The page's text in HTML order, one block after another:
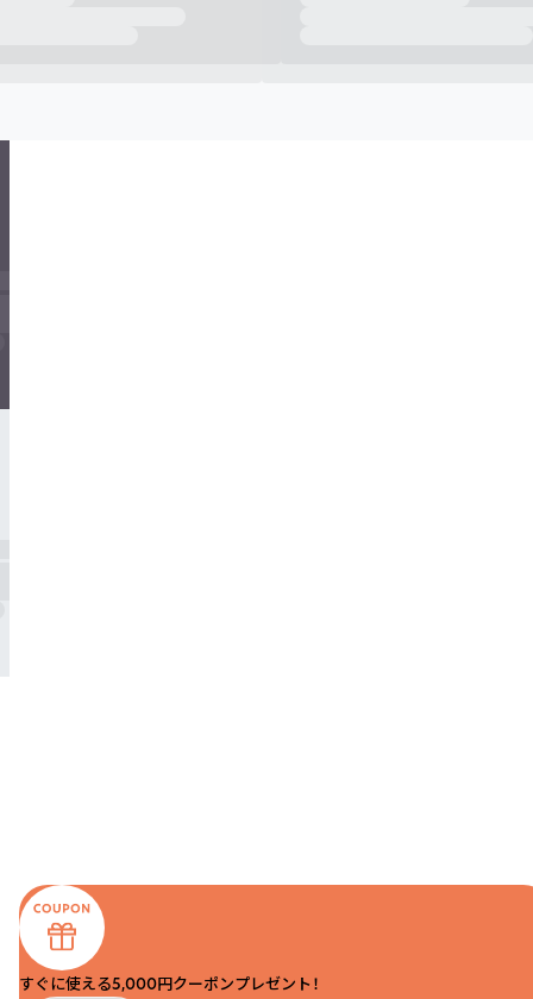
すぐに使える5,000円クーポンプレゼント！